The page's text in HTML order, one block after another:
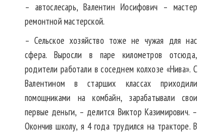
– автослесарь, Валентин Иосифович – мастер
ремонтной мастерской.
– Сельское хозяйство тоже не чужая для нас
сфера. Выросли в паре километров отсюда,
родители работали в соседнем колхозе «Нива». С
Валентином в старших классах приходили
помощниками на комбайн, зарабатывали свои
первые деньги, – делится Виктор Казимирович. –
Окончив школу, я 4 года трудился на тракторе. В